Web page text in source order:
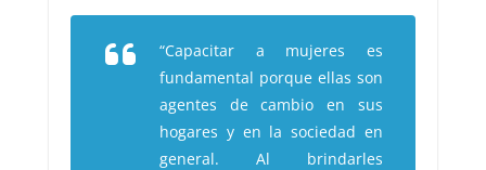
“Capacitar a mujeres es
fundamental porque ellas son
agentes de cambio en sus
hogares y en la sociedad en
general. Al brindarles